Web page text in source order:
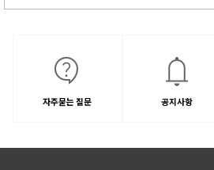
자주묻는 질문 공지사항